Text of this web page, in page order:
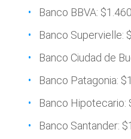
Banco BBVA: $1.460
Banco Supervielle:
Banco Ciudad de
Banco Patagonia:
Banco Hipotecario:
Banco Santander: